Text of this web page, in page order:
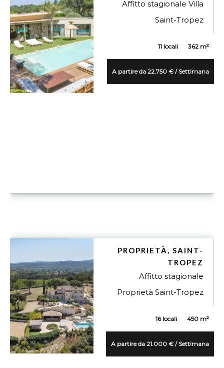
Affitto stagionale Villa
Saint-Tropez
11 locali 362 m²
A partire da 22.750 € / Settimana
PROPRIETÀ, SAINT-
TROPEZ
Affitto stagionale
Proprietà Saint-Tropez
16 locali 450 m²
A partire da 21.000 € / Settimana